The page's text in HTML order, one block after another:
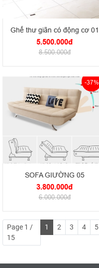
Ghế thư giãn có động cơ 01
5.500.000đ
8.500.000đ
-37%
SOFA GIƯỜNG 05
3.800.000đ
6.000.000đ
Page 1 /
15
1 2 3 4 5